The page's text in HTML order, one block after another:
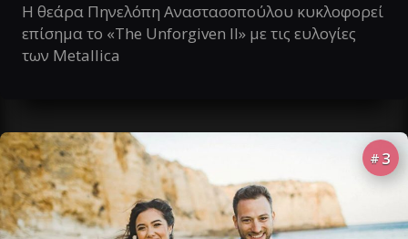
Η θεάρα Πηνελόπη Αναστασοπούλου κυκλοφορεί
επίσημα το «The Unforgiven II» με τις ευλογίες
των Metallica
# 3